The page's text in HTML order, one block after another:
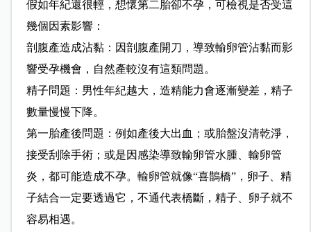
假如年紀還很輕，想懷第二胎卻不孕，可檢視是否受這
幾個因素影響：
剖腹產造成沾黏：因剖腹產開刀，導致輸卵管沾黏而影
響受孕機會，自然產較沒有這類問題。
精子問題：男性年紀越大，造精能力會逐漸變差，精子
數量慢慢下降。
第一胎產後問題：例如產後大出血；或胎盤沒清乾淨，
接受刮除手術；或是因感染導致輸卵管水腫、輸卵管
炎，都可能造成不孕。輸卵管就像“喜鵲橋”，卵子、精
子結合一定要透過它，不通代表橋斷，精子、卵子就不
容易相遇。